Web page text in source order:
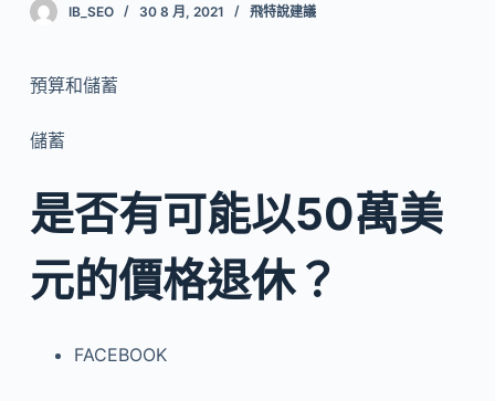
IB_SEO 30 8 月, 2021 飛特說建議
預算和儲蓄
儲蓄
是否有可能以50萬美
元的價格退休？
FACEBOOK